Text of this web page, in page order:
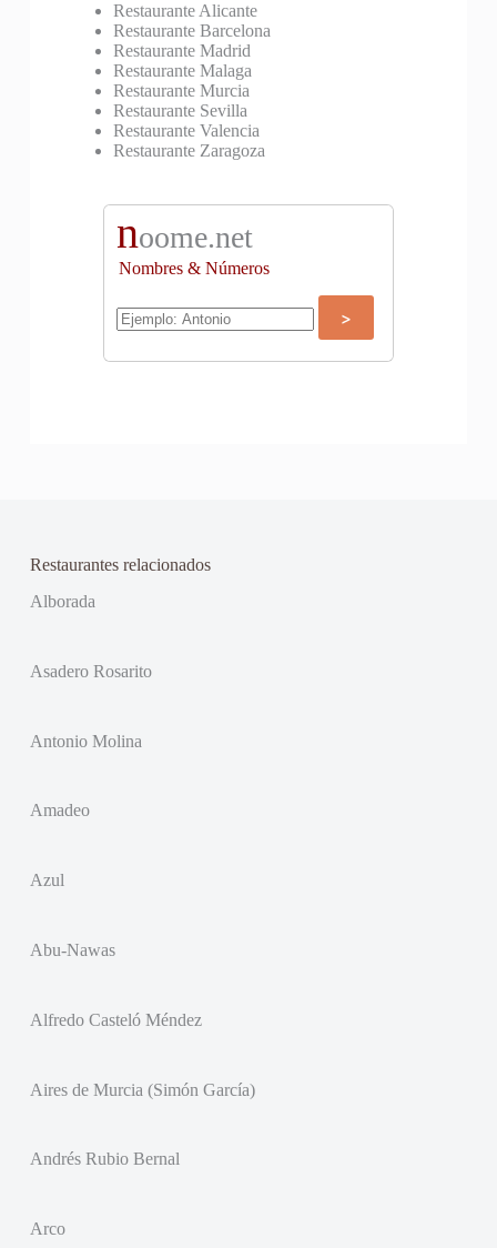
Restaurante Alicante
Restaurante Barcelona
Restaurante Madrid
Restaurante Malaga
Restaurante Murcia
Restaurante Sevilla
Restaurante Valencia
Restaurante Zaragoza
noome.net
Nombres & Números
Restaurantes relacionados
Alborada
Asadero Rosarito
Antonio Molina
Amadeo
Azul
Abu-Nawas
Alfredo Casteló Méndez
Aires de Murcia (Simón García)
Andrés Rubio Bernal
Arco